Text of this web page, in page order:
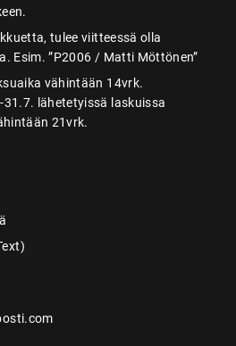
tulee viitteessä olla
Esim. ”P2006 / Matti Möttönen”
vähintään 14vrk.
lähetetyissä laskuissa
21vrk.